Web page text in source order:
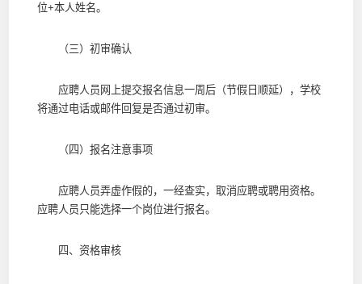
位+本人姓名。
（三）初审确认
应聘人员网上提交报名信息一周后（节假日顺延），学校
将通过电话或邮件回复是否通过初审。
（四）报名注意事项
应聘人员弄虚作假的，一经查实，取消应聘或聘用资格。
应聘人员只能选择一个岗位进行报名。
四、资格审核